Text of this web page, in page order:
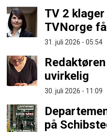
TV 2
TVNorge
31. juli 2026 - 05:54
uvirkelig
30. juli 2026 - 11:09
på